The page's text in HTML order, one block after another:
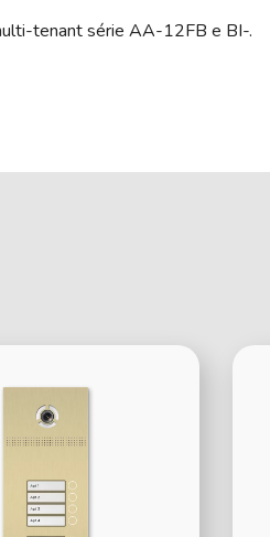
tenant série AA-12FB e BI-.